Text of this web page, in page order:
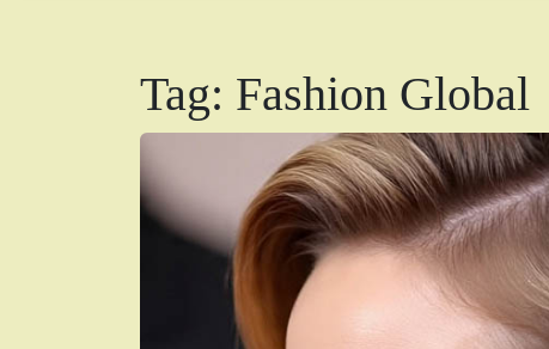
Tag: Fashion Global